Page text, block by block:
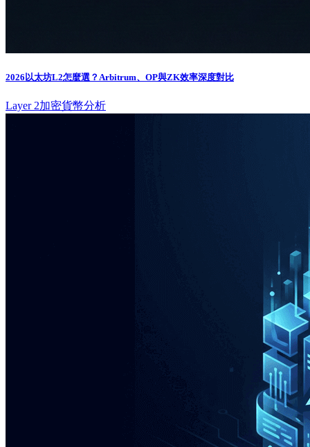
2026以太坊L2怎麼選？Arbitrum、OP與ZK效率深度對比
Layer 2加密貨幣分析